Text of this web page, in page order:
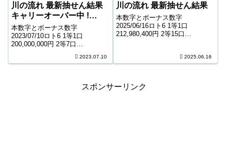
川の流れ 最新抽せん結果
キャリーオーバー中 !
38,718,308円
本数字とボーナス数字
2023/07/10ロト6 1等1口
200,000,000円 2等7口
円 4等9,544口 8,500円 5等2023.07.10
川の流れ 最新抽せん結果
本数字とボーナス数字
2025/06/16ロト6 1等1口
212,980,400円 2等15口
口 1,000円 キャリーオーバー ...
2025.06.16
スポンサーリンク